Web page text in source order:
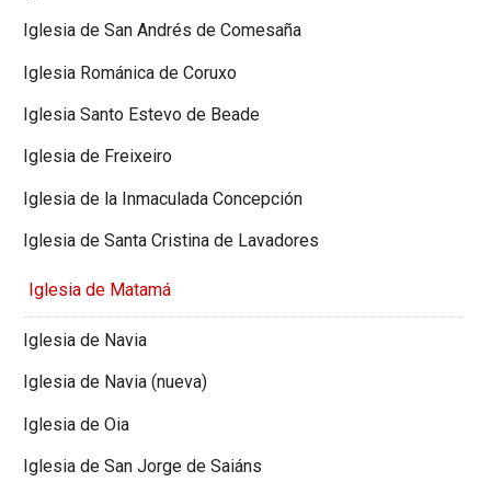
Iglesia de San Andrés de Comesaña
Iglesia Románica de Coruxo
Iglesia Santo Estevo de Beade
Iglesia de Freixeiro
Iglesia de la Inmaculada Concepción
Iglesia de Santa Cristina de Lavadores
Iglesia de Matamá
Iglesia de Navia
Iglesia de Navia (nueva)
Iglesia de Oia
Iglesia de San Jorge de Saiáns